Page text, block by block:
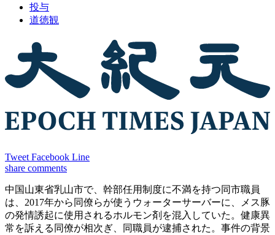
投与
道徳観
Tweet Facebook Line
share comments
中国山東省乳山市で、幹部任用制度に不満を持つ同市職員
は、2017年から同僚らが使うウォーターサーバーに、メス豚
の発情誘起に使用されるホルモン剤を混入していた。健康異
常を訴える同僚が相次ぎ、同職員が逮捕された。事件の背景